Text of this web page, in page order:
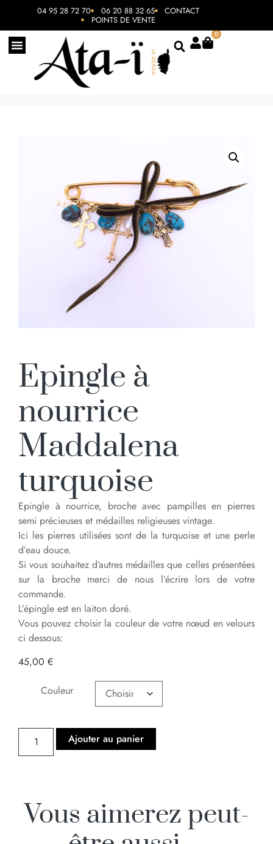
04 95 28 72 70 06 20 88 32 65 CONTACT
POINTS DE VENTE
0
Epingle à
nourrice
Maddalena
turquoise
Epingle à nourrice, broche avec pampilles en pierres
semi précieuses et médailles religieuses vintage.
Ici les pierres utilisées sont de la turquoise et une perle
d’eau douce.
Si vous souhaitez d’autres médailles que celles présentées
sur la broche merci de nous l’écrire lors de votre
commande.
L’épingle est en laiton doré.
Vous pouvez choisir la couleur de votre nœud en velours
ci dessous:
45,00 €
Couleur
Ajouter au panier
Vous aimerez peut-